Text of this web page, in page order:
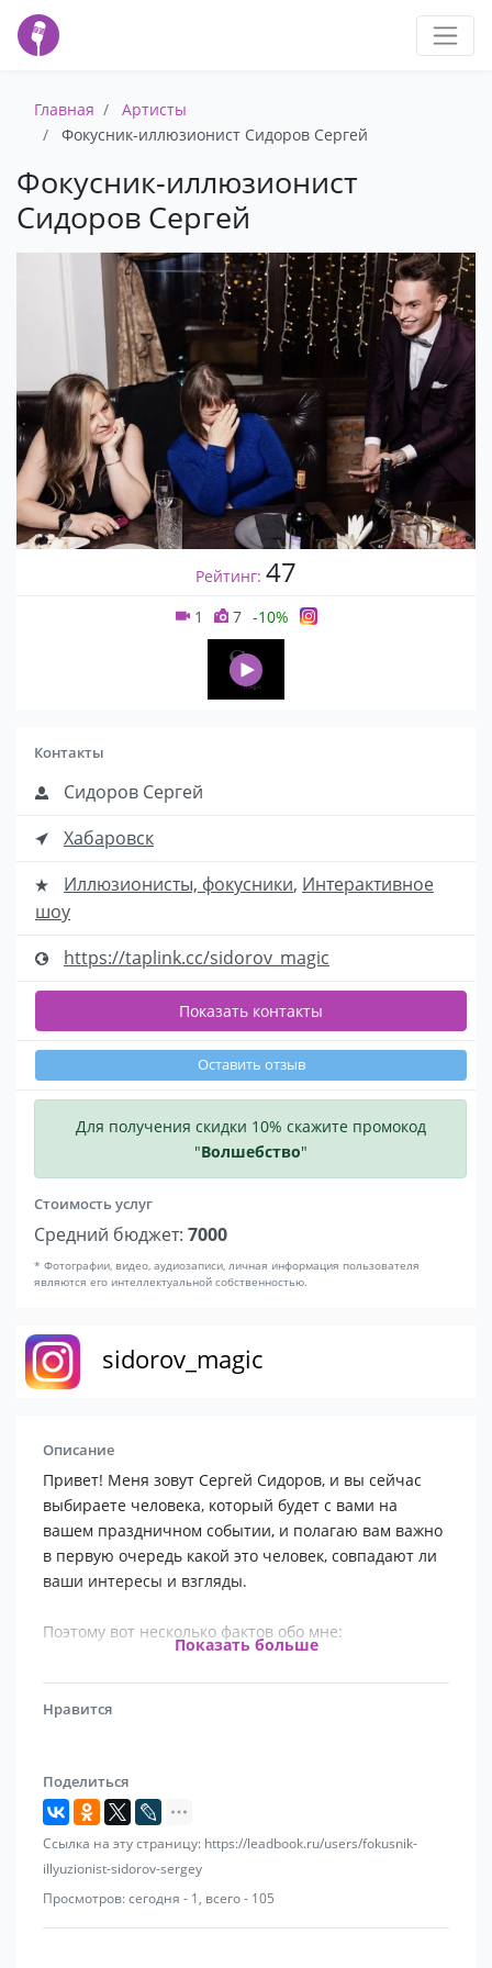
Главная
Артисты
Фокусник-иллюзионист Сидоров Сергей
Фокусник-иллюзионист
Сидоров Сергей
Рейтинг: 47
1 7 -10%
Контакты
Сидоров Сергей
Хабаровск
Иллюзионисты, фокусники, Интерактивное
шоу
https://taplink.cc/sidorov_magic
Показать контакты
Оставить отзыв
Для получения скидки 10% скажите промокод
"Волшебство"
Стоимость услуг
Средний бюджет: 7000
* Фотографии, видео, аудиозаписи, личная информация пользователя
являются его интеллектуальной собственностью.
sidorov_magic
Описание
Привет! Меня зовут Сергей Сидоров, и вы сейчас
выбираете человека, который будет с вами на
вашем праздничном событии, и полагаю вам важно
в первую очередь какой это человек, совпадают ли
ваши интересы и взгляды.
Поэтому вот несколько фактов обо мне:
— Променял карьеру железнодорожника на карьеру
иллюзиониста.
— Единственный фокусник, которого звали работать
в места не столь отдаленные.
Если говорить про профессиональную часть моей
жизни, то я:
• Занимаюсь фокусами с 17 лет.
• Профессионально стал выступать с 20 лет.
Показать больше
Нравится
Поделиться
Ссылка на эту страницу: https://leadbook.ru/users/fokusnik-
illyuzionist-sidorov-sergey
Просмотров: сегодня - 1, всего - 105